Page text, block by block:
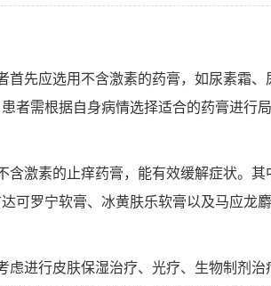
首先应选用不含激素的药膏，如尿素霜
者需根据自身病情选择适合的药膏进行
含激素的止痒药膏，能有效缓解症状。
可罗宁软膏、冰黄肤乐软膏以及马应龙
虑进行皮肤保湿治疗、光疗、生物制剂